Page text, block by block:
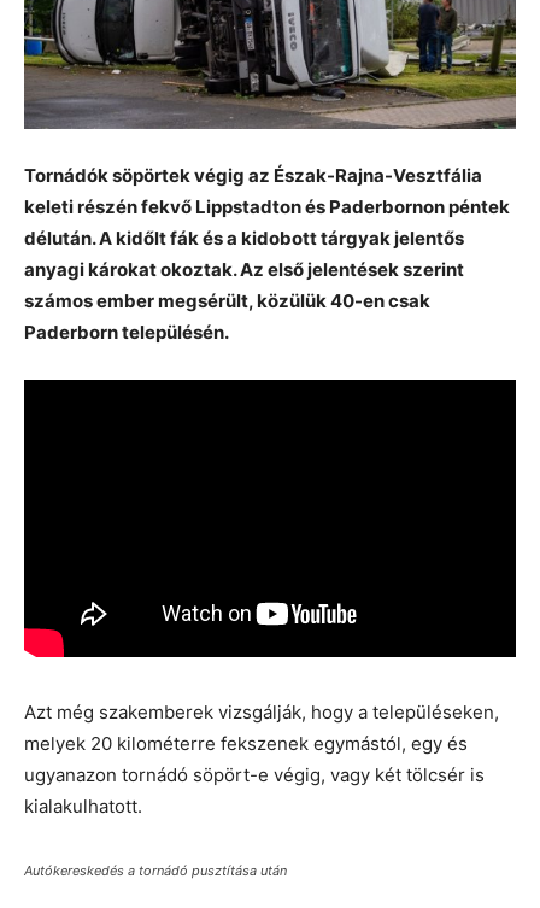
Tornádók söpörtek végig az Észak-Rajna-Vesztfália
keleti részén fekvő Lippstadton és Paderbornon péntek
délután. A kidőlt fák és a kidobott tárgyak jelentős
anyagi károkat okoztak. Az első jelentések szerint
számos ember megsérült, közülük 40-en csak
Paderborn településén.
Azt még szakemberek vizsgálják, hogy a településeken,
melyek 20 kilométerre fekszenek egymástól, egy és
ugyanazon tornádó söpört-e végig, vagy két tölcsér is
kialakulhatott.
Autókereskedés a tornádó pusztítása után